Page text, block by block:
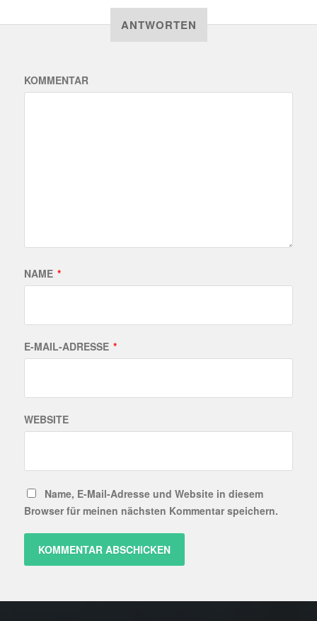
ANTWORTEN
KOMMENTAR
NAME *
E-MAIL-ADRESSE *
WEBSITE
Name, E-Mail-Adresse und Website in diesem
Browser für meinen nächsten Kommentar speichern.